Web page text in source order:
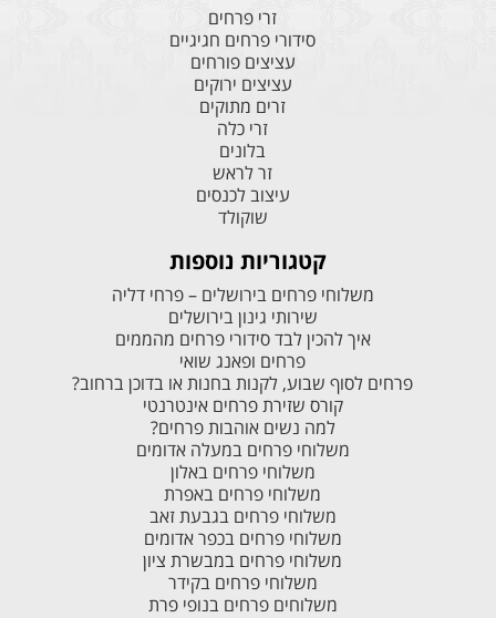
זרי פרחים
סידורי פרחים חגיגיים
עציצים פורחים
עציצים ירוקים
זרים מתוקים
זרי כלה
בלונים
זר לראש
עיצוב לכנסים
שוקולד
קטגוריות נוספות
משלוחי פרחים בירושלים – פרחי דליה
שירותי גינון בירושלים
איך להכין לבד סידורי פרחים מהממים
פרחים ופאנג שואי
פרחים לסוף שבוע, לקנות בחנות או בדוכן ברחוב?
קורס שזירת פרחים אינטרנטי
למה נשים אוהבות פרחים?
משלוחי פרחים במעלה אדומים
משלוחי פרחים באלון
משלוחי פרחים באפרת
משלוחי פרחים בגבעת זאב
משלוחי פרחים בכפר אדומים
משלוחי פרחים במבשרת ציון
משלוחי פרחים בקידר
משלוחים פרחים בנופי פרת